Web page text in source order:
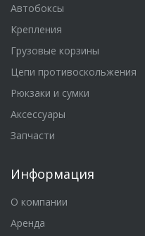
Автобоксы
Крепления
Грузовые корзины
Цепи противоскольжения
Рюкзаки и сумки
Аксессуары
Запчасти
Информация
О компании
Аренда